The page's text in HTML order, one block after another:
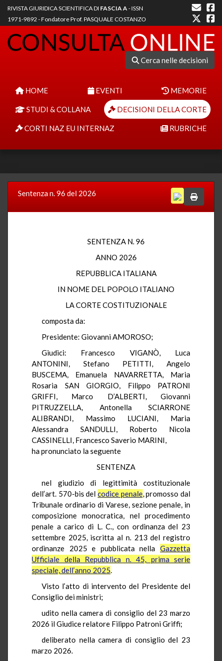
RIVISTA GIURIDICA SCIENTIFICA DI FASCIA A- ISSN
1971-9892 - Fondatore Prof. PASQUALE COSTANZO
Cerca nelle decisioni
HOME EVENTI MEMORIE
STUDI & COLLANA DECISIONI DELLA CORTE
CORTI NAZ EU INTERNAZ RUBRICHE
Sentenza n. 96 del 2026
SENTENZA N. 96
ANNO 2026
REPUBBLICA ITALIANA
IN NOME DEL POPOLO ITALIANO
LA CORTE COSTITUZIONALE
composta da:
Presidente: Giovanni AMOROSO;
Giudici: Francesco VIGANÒ, Luca
ANTONINI, Stefano PETITTI, Angelo
BUSCEMA, Emanuela NAVARRETTA, Maria
Rosaria SAN GIORGIO, Filippo PATRONI
GRIFFI, Marco D’ALBERTI, Giovanni
PITRUZZELLA, Antonella SCIARRONE
ALIBRANDI, Massimo LUCIANI, Maria
Alessandra SANDULLI, Roberto Nicola
CASSINELLI, Francesco Saverio MARINI,
ha pronunciato la seguente
SENTENZA
nel giudizio di legittimità costituzionale
dell’art. 570-bis del codice penale, promosso dal
Tribunale ordinario di Varese, sezione penale, in
composizione monocratica, nel procedimento
penale a carico di L. C., con ordinanza del 23
settembre 2025, iscritta al n. 213 del registro
ordinanze 2025 e pubblicata nella Gazzetta
Ufficiale della Repubblica n. 45, prima serie
speciale, dell’anno 2025.
Visto l’atto di intervento del Presidente del
Consiglio dei ministri;
udito nella camera di consiglio del 23 marzo
2026 il Giudice relatore Filippo Patroni Griffi;
deliberato nella camera di consiglio del 23
marzo 2026.